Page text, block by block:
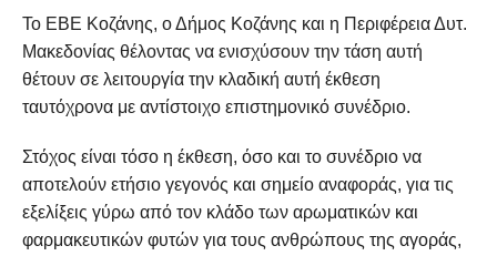
Το ΕΒΕ Κοζάνης, ο Δήμος Κοζάνης και η Περιφέρεια Δυτ.
Μακεδονίας θέλοντας να ενισχύσουν την τάση αυτή
θέτουν σε λειτουργία την κλαδική αυτή έκθεση
ταυτόχρονα με αντίστοιχο επιστημονικό συνέδριο.
Στόχος είναι τόσο η έκθεση, όσο και το συνέδριο να
αποτελούν ετήσιο γεγονός και σημείο αναφοράς, για τις
εξελίξεις γύρω από τον κλάδο των αρωματικών και
φαρμακευτικών φυτών για τους ανθρώπους της αγοράς,